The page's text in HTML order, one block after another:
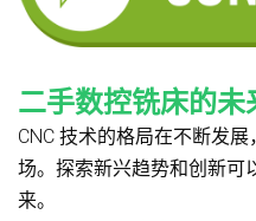
二手数控铣床的未
CNC 技术的格局在不断发
场。探索新兴趋势和创新可
来。